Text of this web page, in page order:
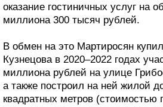
оказание гостиничных услуг на
миллиона 300 тысяч рублей.
В обмен на это Мартиросян
Кузнецова в 2020–2022 годах
миллиона рублей на улице
а также построил на ней жилой
квадратных метров (стоимостью